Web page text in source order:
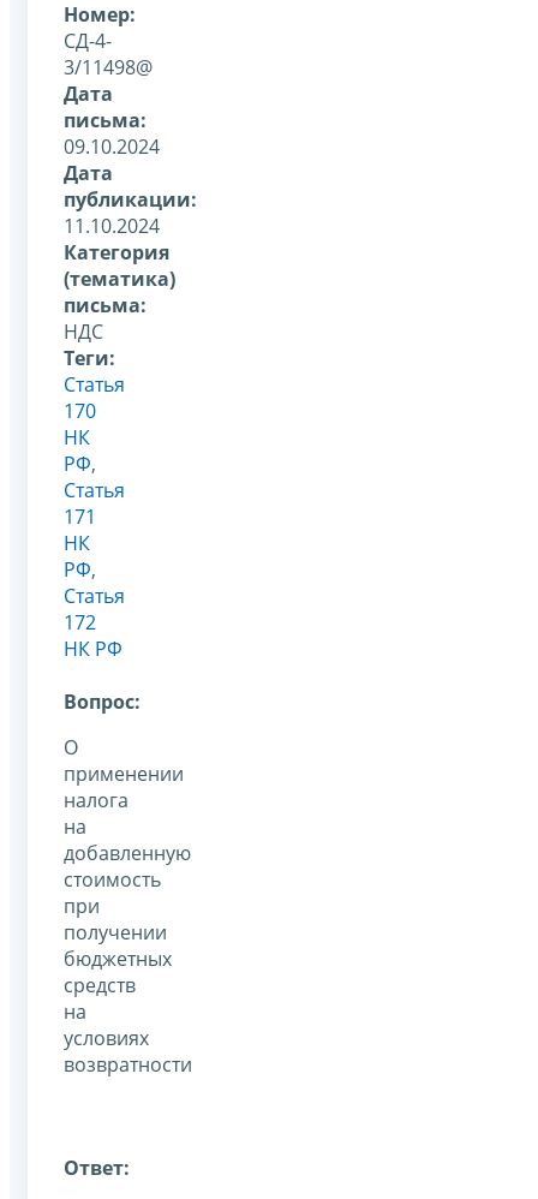
Номер:
СД-4-
3/11498@
Дата
письма:
09.10.2024
Дата
публикации:
11.10.2024
Категория
(тематика)
письма:
НДС
Теги:
Статья
170
НК
РФ,
Статья
171
НК
РФ,
Статья
172
НК РФ
Вопрос:
О
применении
налога
на
добавленную
стоимость
при
получении
бюджетных
средств
на
условиях
возвратности
Ответ: